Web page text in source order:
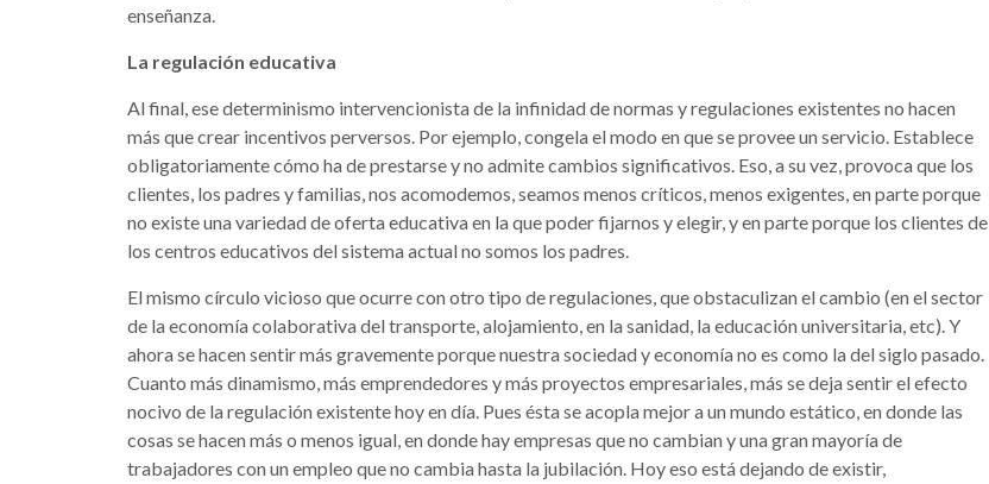
enseñanza.
La regulación educativa
Al final, ese determinismo intervencionista de la infinidad de normas y regulaciones existentes no hacen
más que crear incentivos perversos. Por ejemplo, congela el modo en que se provee un servicio. Establece
obligatoriamente cómo ha de prestarse y no admite cambios significativos. Eso, a su vez, provoca que los
clientes, los padres y familias, nos acomodemos, seamos menos críticos, menos exigentes, en parte porque
no existe una variedad de oferta educativa en la que poder fijarnos y elegir, y en parte porque los clientes de
los centros educativos del sistema actual no somos los padres.
El mismo círculo vicioso que ocurre con otro tipo de regulaciones, que obstaculizan el cambio (en el sector
de la economía colaborativa del transporte, alojamiento, en la sanidad, la educación universitaria, etc). Y
ahora se hacen sentir más gravemente porque nuestra sociedad y economía no es como la del siglo pasado.
Cuanto más dinamismo, más emprendedores y más proyectos empresariales, más se deja sentir el efecto
nocivo de la regulación existente hoy en día. Pues ésta se acopla mejor a un mundo estático, en donde las
cosas se hacen más o menos igual, en donde hay empresas que no cambian y una gran mayoría de
trabajadores con un empleo que no cambia hasta la jubilación. Hoy eso está dejando de existir,